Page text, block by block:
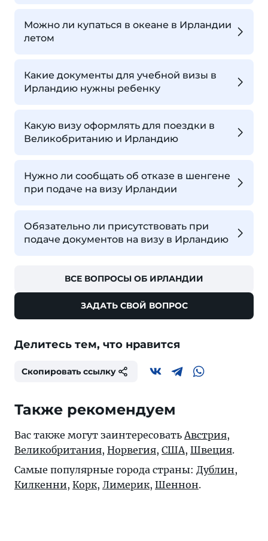
Можно ли купаться в океане в Ирландии
летом
Какие документы для учебной визы в
Ирландию нужны ребенку
Какую визу оформлять для поездки в
Великобританию и Ирландию
Нужно ли сообщать об отказе в шенгене
при подаче на визу Ирландии
Обязательно ли присутствовать при
подаче документов на визу в Ирландию
ВСЕ ВОПРОСЫ ОБ ИРЛАНДИИ
ЗАДАТЬ СВОЙ ВОПРОС
Делитесь тем, что нравится
Скопировать ссылку
Также рекомендуем
Вас также могут заинтересоватьАвстрия,
Великобритания, Норвегия, США, Швеция.
Самые популярные города страны: Дублин,
Килкенни, Корк, Лимерик, Шеннон.